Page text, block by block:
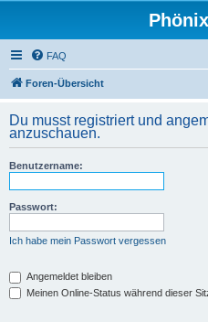
FAQ
Foren-Übersicht
Du musst registriert und
anzuschauen.
Benutzername:
Passwort:
Ich habe mein Passwort vergessen
Angemeldet bleiben
Meinen Online-Status während dieser